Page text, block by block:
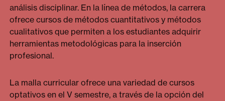
análisis disciplinar. En la línea de métodos, la carrera
ofrece cursos de métodos cuantitativos y métodos
cualitativos que permiten a los estudiantes adquirir
herramientas metodológicas para la inserción
profesional.
La malla curricular ofrece una variedad de cursos
optativos en el V semestre, a través de la opción del